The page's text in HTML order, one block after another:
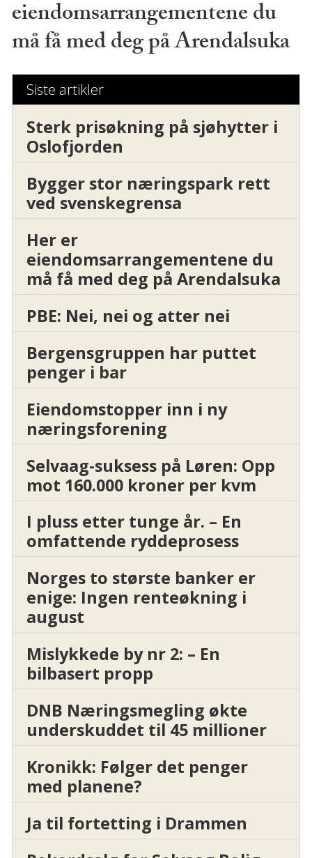
eiendomsarrangementene du
må få med deg på Arendalsuka
Siste artikler
Sterk prisøkning på sjøhytter i
Oslofjorden
Bygger stor næringspark rett
ved svenskegrensa
Her er
eiendomsarrangementene du
må få med deg på Arendalsuka
PBE: Nei, nei og atter nei
Bergensgruppen har puttet
penger i bar
Eiendomstopper inn i ny
næringsforening
Selvaag-suksess på Løren: Opp
mot 160.000 kroner per kvm
I pluss etter tunge år. – En
omfattende ryddeprosess
Norges to største banker er
enige: Ingen renteøkning i
august
Mislykkede by nr 2: – En
bilbasert propp
DNB Næringsmegling økte
underskuddet til 45 millioner
Kronikk: Følger det penger
med planene?
Ja til fortetting i Drammen